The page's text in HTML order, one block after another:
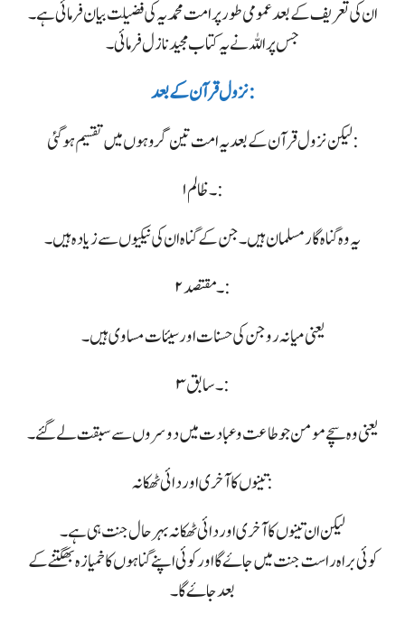
ان کی تعریف کے بعد عمومی طور پر امت محمدیہ کی فضیلت بیان فرمائی ہے۔
جس پر اللہ نے یہ کتاب مجید نازل فرمائی۔
نزول قرآن کے بعد :
لیکن نزول قرآن کے بعد یہ امت تین گروہوں میں تقسیم ہوگئی:
۱۔ ظالم :
یہ وہ گناہ گار مسلمان ہیں۔ جن کے گناہ ان کی نیکیوں سے زیادہ ہیں۔
۲۔ مقتصد:
یعنی میانہ رو جن کی حسنات اور سیئات مساوی ہیں۔
۳۔ سابق:
یعنی وہ سچے مومن جو طاعت و عبادت میں دوسروں سے سبقت لے گئے۔
تینوں کا آخری اور دائی ٹھکانہ :
لیکن ان تینوں کا آخری اور دائی ٹھکانہ بہر حال جنت ہی ہے۔
کوئی براہ راست جنت میں جاۓ گا اور کوئی اپنے گناہوں کا خمیازہ بھگتنے کے
بعد جاۓ گا۔